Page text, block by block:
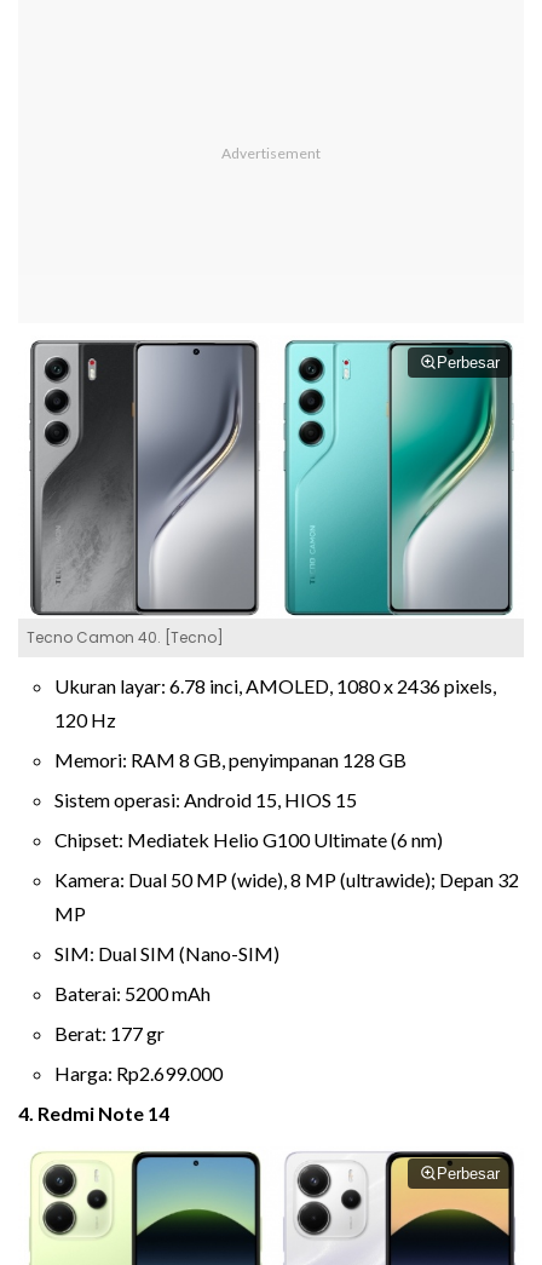
Perbesar
Tecno Camon 40. [Tecno]
Ukuran layar: 6.78 inci, AMOLED, 1080 x 2436 pixels,
120 Hz
Memori: RAM 8 GB, penyimpanan 128 GB
Sistem operasi: Android 15, HIOS 15
Chipset: Mediatek Helio G100 Ultimate (6 nm)
Kamera: Dual 50 MP (wide), 8 MP (ultrawide); Depan 32
MP
SIM: Dual SIM (Nano-SIM)
Baterai: 5200 mAh
Berat: 177 gr
Harga: Rp2.699.000
4. Redmi Note 14
Perbesar